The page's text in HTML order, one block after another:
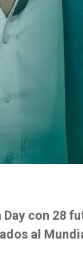
con 28
al